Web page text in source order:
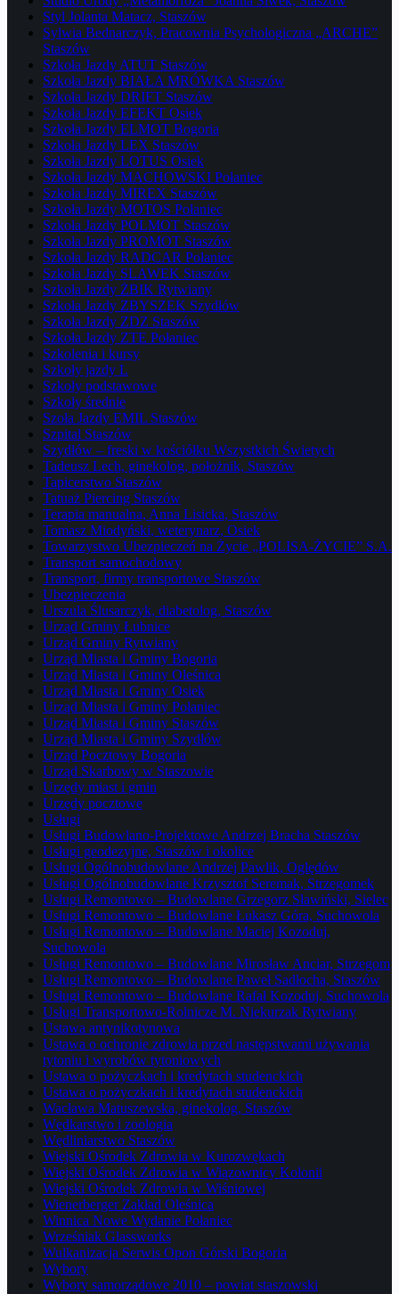
Styl Jolanta Matacz, Staszów
Sylwia Bednarczyk, Pracownia Psychologiczna „ARCHE”
Staszów
Szkoła Jazdy ATUT Staszów
Szkoła Jazdy BIAŁA MRÓWKA Staszów
Szkoła Jazdy DRIFT Staszów
Szkoła Jazdy EFEKT Osiek
Szkoła Jazdy ELMOT Bogoria
Szkoła Jazdy LEX Staszów
Szkoła Jazdy LOTUS Osiek
Szkoła Jazdy MACHOWSKI Połaniec
Szkoła Jazdy MIREX Staszów
Szkoła Jazdy MOTOS Połaniec
Szkoła Jazdy POLMOT Staszów
Szkoła Jazdy PROMOT Staszów
Szkoła Jazdy RADCAR Połaniec
Szkoła Jazdy SLAWEK Staszów
Szkoła Jazdy ŻBIK Rytwiany
Szkoła Jazdy ZBYSZEK Szydłów
Szkoła Jazdy ZDZ Staszów
Szkoła Jazdy ZTE Połaniec
Szkolenia i kursy
Szkoły jazdy L
Szkoły podstawowe
Szkoły średnie
Szoła Jazdy EMIL Staszów
Szpital Staszów
Szydłów – freski w kościółku Wszystkich Świetych
Tadeusz Lech, ginekolog, położnik, Staszów
Tapicerstwo Staszów
Tatuaż Piercing Staszów
Terapia manualna, Anna Lisicka, Staszów
Tomasz Miodyński, weterynarz, Osiek
Towarzystwo Ubezpieczeń na Życie „POLISA-ŻYCIE” S.A.
Transport samochodowy
Transport, firmy transportowe Staszów
Ubezpieczenia
Urszula Ślusarczyk, diabetolog, Staszów
Urząd Gminy Łubnice
Urząd Gminy Rytwiany
Urząd Miasta i Gminy Bogoria
Urząd Miasta i Gminy Oleśnica
Urząd Miasta i Gminy Osiek
Urząd Miasta i Gminy Połaniec
Urząd Miasta i Gminy Staszów
Urząd Miasta i Gminy Szydłów
Urząd Pocztowy Bogoria
Urząd Skarbowy w Staszowie
Urzędy miast i gmin
Urzędy pocztowe
Usługi
Usługi Budowlano-Projektowe Andrzej Bracha Staszów
Usługi geodezyjne, Staszów i okolice
Usługi Ogólnobudowlane Andrzej Pawlik, Oględów
Usługi Ogólnobudowlane Krzysztof Seremak, Strzegomek
Usługi Remontowo – Budowlane Grzegorz Sławiński, Sielec
Usługi Remontowo – Budowlane Łukasz Góra, Suchowola
Usługi Remontowo – Budowlane Maciej Kozoduj,
Suchowola
Usługi Remontowo – Budowlane Mirosław Anciar, Strzegom
Usługi Remontowo – Budowlane Paweł Sadłocha, Staszów
Usługi Remontowo – Budowlane Rafał Kozoduj, Suchowola
Usługi Transportowo-Rolnicze M. Niekurzak Rytwiany
Ustawa antynikotynowa
Ustawa o ochronie zdrowia przed następstwami używania
tytoniu i wyrobów tytoniowych
Ustawa o pożyczkach i kredytach studenckich
Ustawa o pożyczkach i kredytach studenckich
Wacława Matuszewska, ginekolog, Staszów
Wędkarstwo i zoologia
Wędliniarstwo Staszów
Wiejski Ośrodek Zdrowia w Kurozwękach
Wiejski Ośrodek Zdrowia w Wiązownicy Kolonii
Wiejski Ośrodek Zdrowia w Wiśniowej
Wienerberger Zakład Oleśnica
Winnica Nowe Wydanie Połaniec
Wrześniak Glassworks
Wulkanizacja Serwis Opon Górski Bogoria
Wybory
Wybory samorządowe 2010 – powiat staszowski